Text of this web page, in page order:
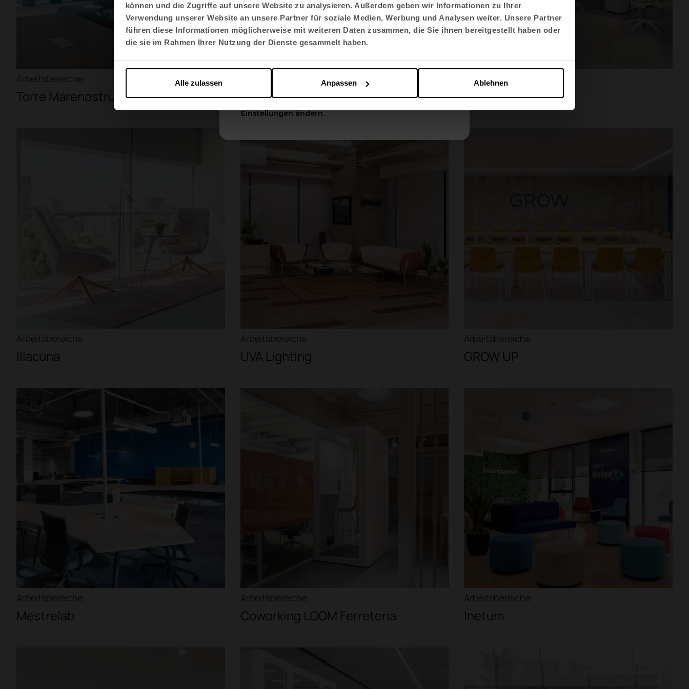
können und die Zugriffe auf unsere Website zu analysieren. Außerdem geben wir Informationen zu Ihrer
Verwendung unserer Website an unsere Partner für soziale Medien, Werbung und Analysen weiter. Unsere Partner
führen diese Informationen möglicherweise mit weiteren Daten zusammen, die Sie ihnen bereitgestellt haben oder
die sie im Rahmen Ihrer Nutzung der Dienste gesammelt haben.
Ablehnen
Anpassen
Alle zulassen
Arbeitsbereiche
Torre Marenostrum Complejo Industrial Rodes
Arbeitsbereiche
Grupo Guijarrón
Arbeitsbereiche
Illacuna
Arbeitsbereiche
UVA Lighting
Arbeitsbereiche
GROW UP
Arbeitsbereiche
Mestrelab
Arbeitsbereiche
Coworking LOOM Ferreteria
Arbeitsbereiche
Inetum
Sprache auswählen
English US
Apply
Einstellungen ändern.